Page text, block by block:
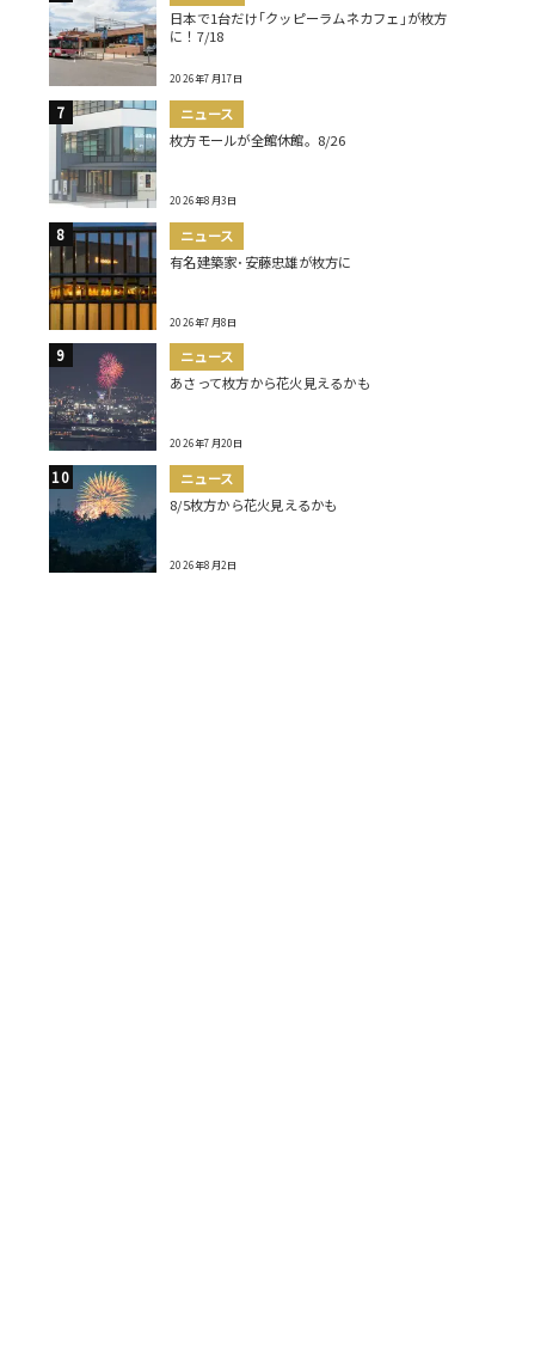
日本で1台だけ｢クッピーラムネカフェ｣が枚方
に！7/18
2026年7月17日
ニュース
枚方モールが全館休館。8/26
2026年8月3日
ニュース
有名建築家･安藤忠雄が枚方に
2026年7月8日
ニュース
あさって枚方から花火見えるかも
2026年7月20日
ニュース
8/5枚方から花火見えるかも
2026年8月2日